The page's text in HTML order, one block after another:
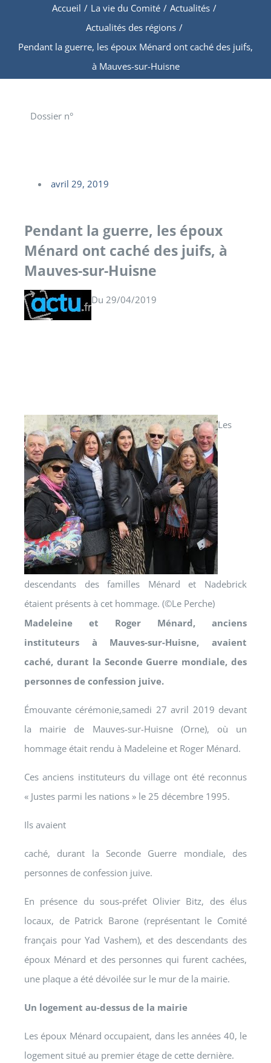
Accueil / La vie du Comité / Actualités /
Actualités des régions /
Pendant la guerre, les époux Ménard ont caché des juifs,
à Mauves-sur-Huisne
Dossier n°
avril 29, 2019
Pendant la guerre, les époux
Ménard ont caché des juifs, à
Mauves-sur-Huisne
Du 29/04/2019
Les
descendants des familles Ménard et Nadebrick
étaient présents à cet hommage. (©Le Perche)
Madeleine et Roger Ménard, anciens
instituteurs à Mauves-sur-Huisne, avaient
caché, durant la Seconde Guerre mondiale, des
personnes de confession juive.
Émouvante cérémonie,samedi 27 avril 2019 devant
la mairie de Mauves-sur-Huisne (Orne), où un
hommage était rendu à Madeleine et Roger Ménard.
Ces anciens instituteurs du village ont été reconnus
« Justes parmi les nations » le 25 décembre 1995.
Ils avaient
caché, durant la Seconde Guerre mondiale, des
personnes de confession juive.
En présence du sous-préfet Olivier Bitz, des élus
locaux, de Patrick Barone (représentant le Comité
français pour Yad Vashem), et des descendants des
époux Ménard et des personnes qui furent cachées,
une plaque a été dévoilée sur le mur de la mairie.
Un logement au-dessus de la mairie
Les époux Ménard occupaient, dans les années 40, le
logement situé au premier étage de cette dernière.